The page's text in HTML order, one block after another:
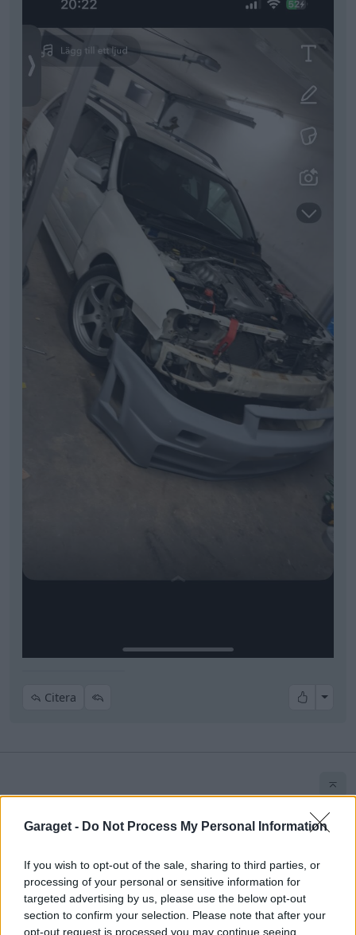
Garaget - Do Not Process My Personal Information
If you wish to opt-out of the sale, sharing to third parties, or
processing of your personal or sensitive information for
targeted advertising by us, please use the below opt-out
section to confirm your selection. Please note that after your
opt-out request is processed you may continue seeing
Citera All
Skriv svar
Senaste foruminläggen